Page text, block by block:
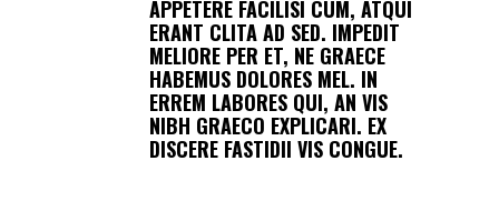
APPETERE FACILISI CUM, ATQUI
ERANT CLITA AD SED. IMPEDIT
MELIORE PER ET, NE GRAECE
HABEMUS DOLORES MEL. IN
ERREM LABORES QUI, AN VIS
NIBH GRAECO EXPLICARI. EX
DISCERE FASTIDII VIS CONGUE.